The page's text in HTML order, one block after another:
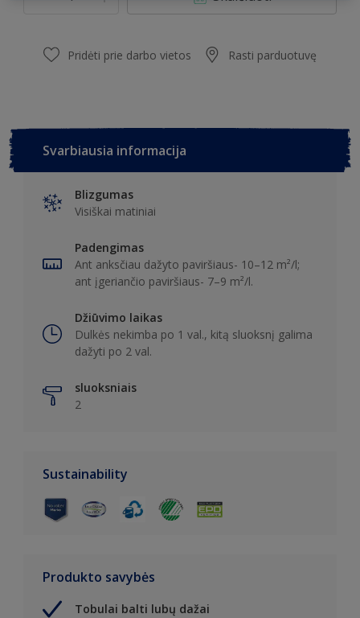
Pridėti prie darbo vietos Rasti parduotuvę
Svarbiausia informacija
Blizgumas
Visiškai matiniai
Padengimas
Ant anksčiau dažyto paviršiaus- 10–12 m²/l;
ant įgeriančio paviršiaus- 7–9 m²/l.
Džiūvimo laikas
Dulkės nekimba po 1 val., kitą sluoksnį galima
dažyti po 2 val.
sluoksniais
2
Sustainability
Produkto savybės
Tobulai balti lubų dažai